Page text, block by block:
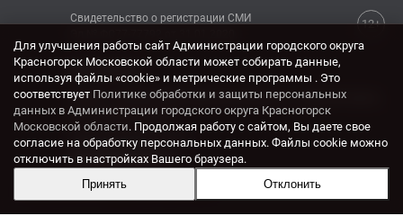
12+
Свидетельство о регистрации СМИ
КОНТАКТЫ
Адрес: 143404, Московская область, г. Красногорск,
ул. Ленина, дом 4.
Электронная почта:
krasrn@mosreg.ru
Разработка и поддержка сайта ADN
Для улучшения работы сайт Администрации городского округа
Красногорск Московской области может собирать данные,
используя файлы «cookie» и метрические программы . Это
соответствует Политике обработки и защиты персональных
данных в Администрации городского округа Красногорск
Московской области. Продолжая работу с сайтом, Вы даете свое
согласие на обработку персональных данных. Файлы cookie можно
отключить в настройках Вашего браузера.
Принять
Отклонить